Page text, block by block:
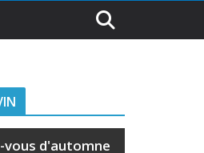
vous d'automne